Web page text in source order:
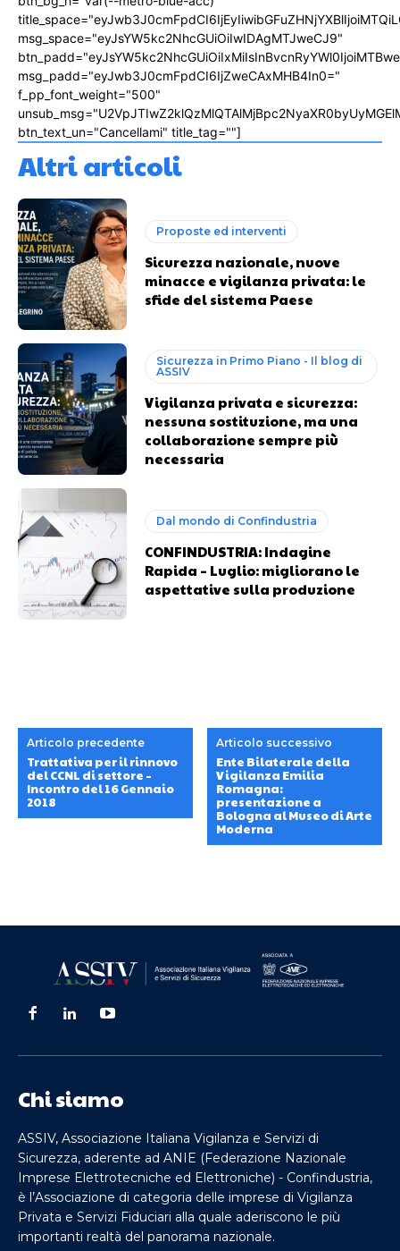
msg_space="eyJsYW5kc2NhcGUiOiIwIDAgMTJweCJ9"
msg_padd="eyJwb3J0cmFpdCI6IjZweCAxMHB4In0="
f_pp_font_weight="500"
btn_text_un="Cancellami" title_tag=""]
Altri articoli
Proposte ed interventi
Sicurezza nazionale, nuove
minacce e vigilanza privata: le
sfide del sistema Paese
Sicurezza in Primo Piano - Il blog di
ASSIV
Vigilanza privata e sicurezza:
nessuna sostituzione, ma una
collaborazione sempre più
necessaria
Dal mondo di Confindustria
CONFINDUSTRIA: Indagine
Rapida – Luglio: migliorano le
aspettative sulla produzione
Articolo precedente
Trattativa per il rinnovo
del CCNL di settore –
Incontro del 16 Gennaio
2018
Articolo successivo
Ente Bilaterale della
Vigilanza Emilia
Romagna:
presentazione a
Bologna al Museo di Arte
Moderna
Chi siamo
ASSIV, Associazione Italiana Vigilanza e Servizi di
Sicurezza, aderente ad ANIE (Federazione Nazionale
Imprese Elettrotecniche ed Elettroniche) - Confindustria,
è l’Associazione di categoria delle imprese di Vigilanza
Privata e Servizi Fiduciari alla quale aderiscono le più
importanti realtà del panorama nazionale.